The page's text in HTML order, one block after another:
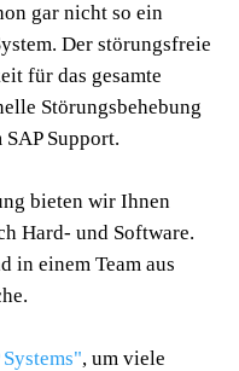
gar nicht so ein
Der störungsfreie
für das gesamte
Störungsbehebung
Support.
bieten wir Ihnen
Hard- und Software.
in einem Team aus
, um viele